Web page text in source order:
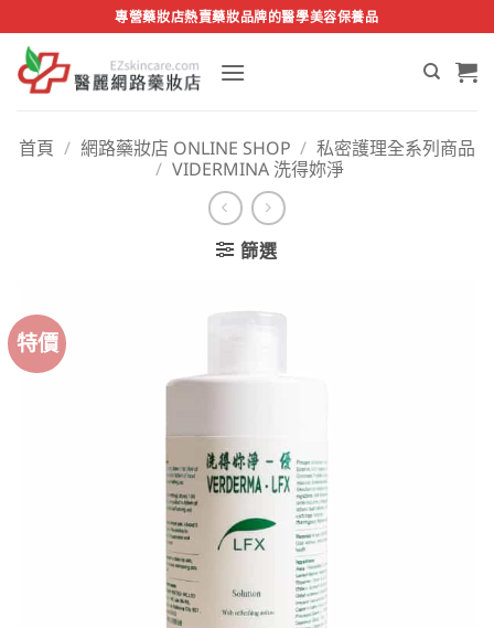
to
content
專營藥妝店熱賣藥妝品牌的醫學美容保養品
首頁 / 網路藥妝店 ONLINE SHOP / 私密護理全系列商品
/ VIDERMINA 洗得妳淨
篩選
特價